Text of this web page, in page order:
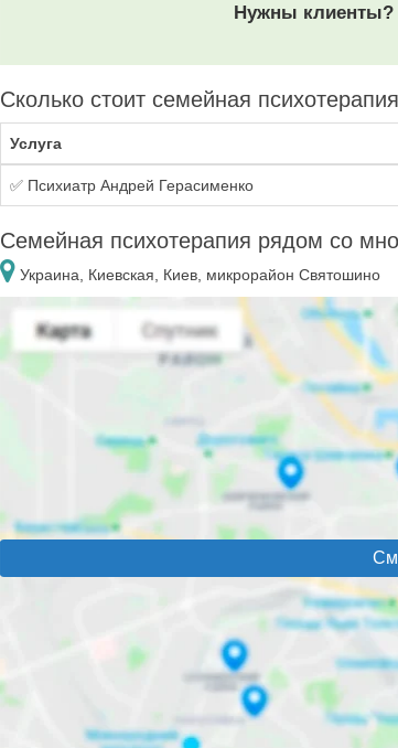
Нужны клиенты?
Сколько стоит семейная
Услуга
✅ Психиатр Андрей Герасименко
Семейная психотерапия рядом со
Украина, Киевская, Киев, микрорайон Святошино